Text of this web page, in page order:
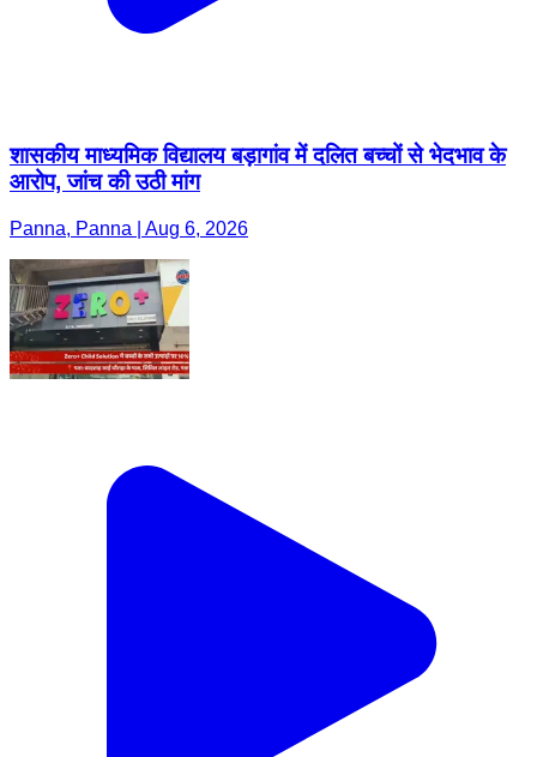
शासकीय माध्यमिक विद्यालय बड़ागांव में दलित बच्चों से भेदभाव के
आरोप, जांच की उठी मांग
Panna, Panna | Aug 6, 2026